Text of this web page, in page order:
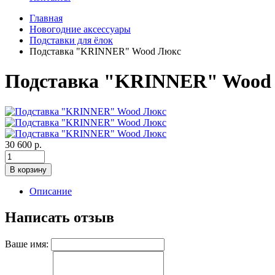
Главная
Новогодние аксессуары
Подставки для ёлок
Подставка "KRINNER" Wood Люкс
Подставка "KRINNER"
30 600 р.
В корзину
Описание
Написать отзыв
Ваше имя: